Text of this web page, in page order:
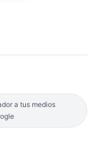
a tus medios